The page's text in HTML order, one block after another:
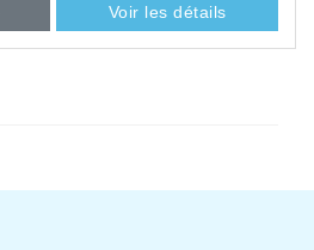
Voir les détails